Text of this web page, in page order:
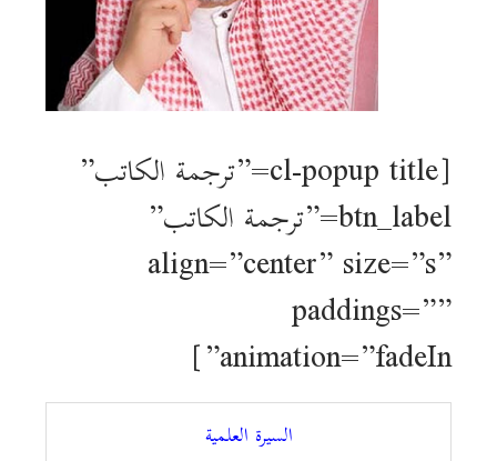
[cl-popup title=”ترجمة الكاتب”
btn_label=”ترجمة الكاتب”
align=”center” size=”s”
paddings=””
animation=”fadeIn”]
السيرة العلمية